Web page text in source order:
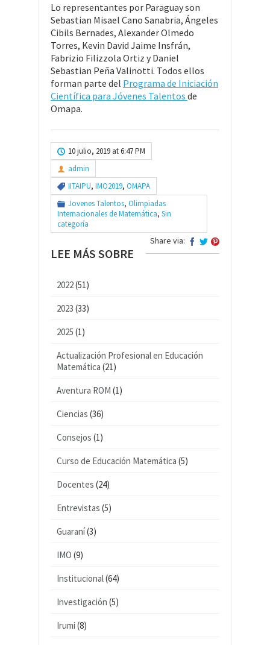
Lo representantes por Paraguay son
Sebastian Misael Cano Sanabria, Ángeles
Cibils Bernades, Alexander Olmedo
Torres, Kevin David Jaime Insfrán,
Fabrizio Filizzola Ortiz y Daniel
Sebastian Peña Valinotti. Todos ellos
forman parte del Programa de Iniciación
Científica para Jóvenes Talentos de
Omapa.
10 julio, 2019 at 6:47 PM
admin
IITAIPU, IMO2019, OMAPA
Jovenes Talentos, Olimpiadas
Internacionales de Matemática, Sin
categoría
Share via:
LEE MÁS SOBRE
2022(51)
2023 (33)
2025 (1)
Actualización Profesional en Educación
Matemática (21)
Aventura ROM (1)
Ciencias (36)
Consejos (1)
Curso de Educación Matemática (5)
Docentes (24)
Entrevistas (5)
Guaraní(3)
IMO (9)
Institucional(64)
Investigación (5)
Irumi (8)